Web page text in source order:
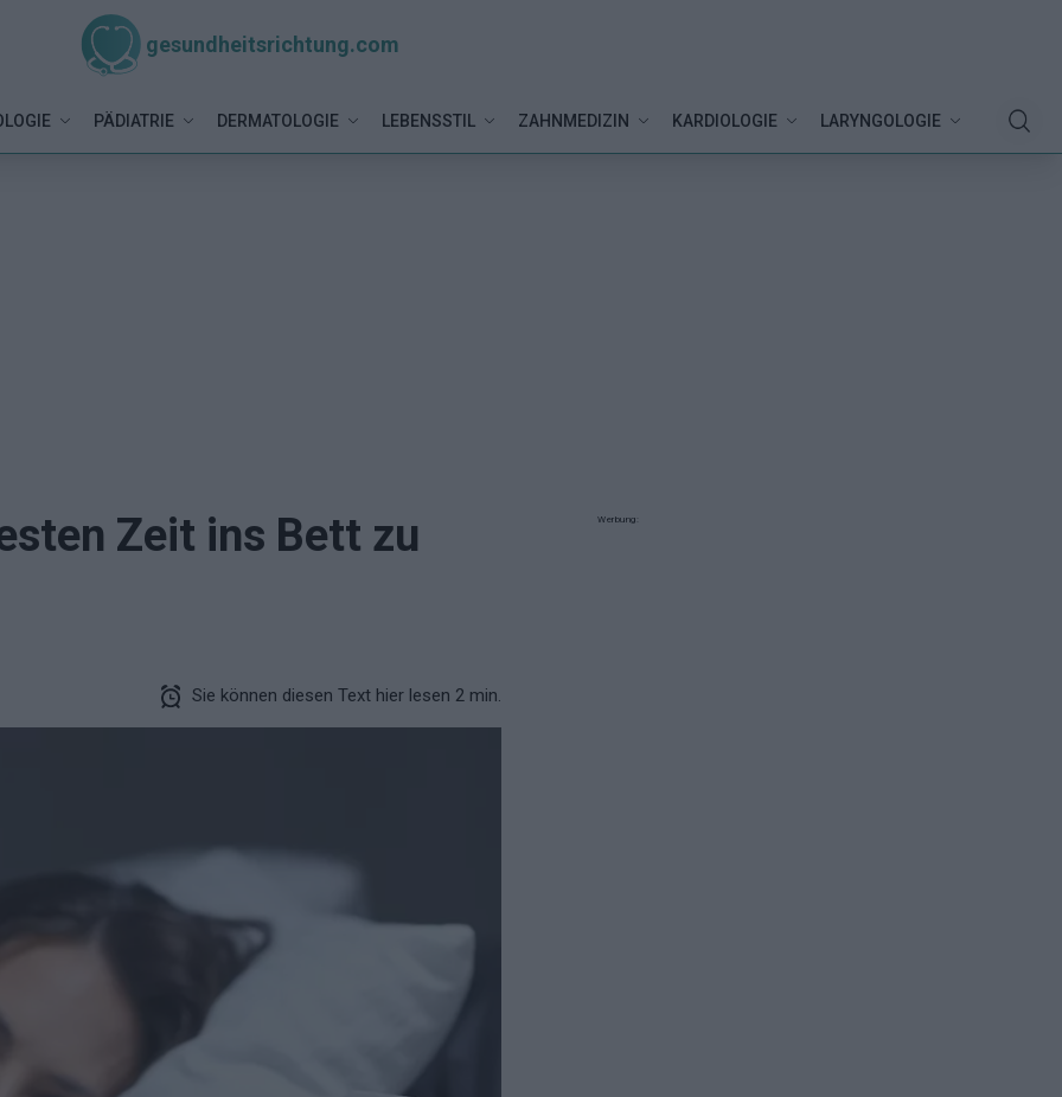
gesundheitsrichtung.com
PÄDIATRIE DERMATOLOGIE LEBENSSTIL ZAHNMEDIZIN KARDIOLOGIE LARYNGOLOGIE
Zeit ins Bett zu
Sie können diesen Text hier lesen 2 min.
Werbung: